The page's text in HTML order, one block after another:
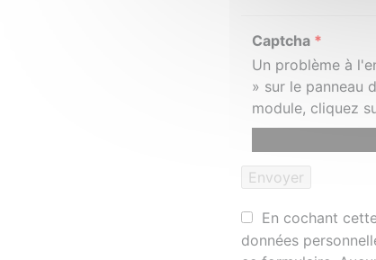
Captcha *
Un problème à
» sur le panneau
module, cliquez
En cochant
données